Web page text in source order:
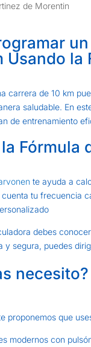
de Morentin
Usando
carrera de 10 km
saludable. En
de entrenamiento
Fórmula
te ayuda a
tu frecuencia
debes
y segura, puedes
necesito?
proponemos que
modernos con